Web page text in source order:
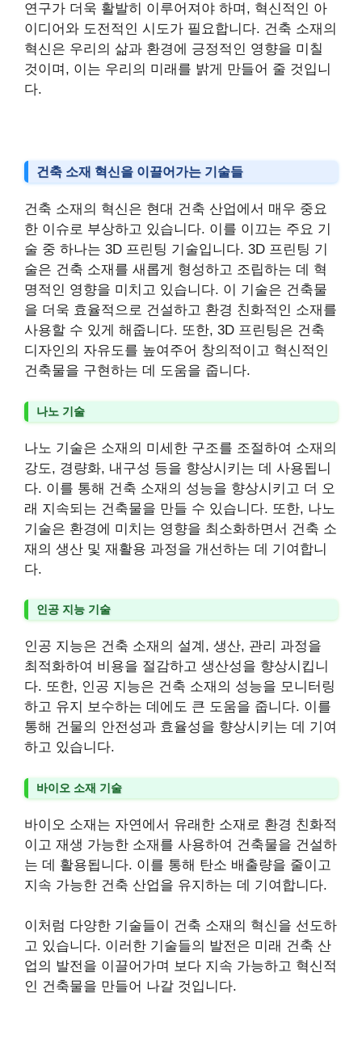
연구가 더욱 활발히 이루어져야 하며, 혁신적인 아
이디어와 도전적인 시도가 필요합니다. 건축 소재의
혁신은 우리의 삶과 환경에 긍정적인 영향을 미칠
것이며, 이는 우리의 미래를 밝게 만들어 줄 것입니
다.
건축 소재 혁신을 이끌어가는 기술들
건축 소재의 혁신은 현대 건축 산업에서 매우 중요
한 이슈로 부상하고 있습니다. 이를 이끄는 주요 기
술 중 하나는 3D 프린팅 기술입니다. 3D 프린팅 기
술은 건축 소재를 새롭게 형성하고 조립하는 데 혁
명적인 영향을 미치고 있습니다. 이 기술은 건축물
을 더욱 효율적으로 건설하고 환경 친화적인 소재를
사용할 수 있게 해줍니다. 또한, 3D 프린팅은 건축
디자인의 자유도를 높여주어 창의적이고 혁신적인
건축물을 구현하는 데 도움을 줍니다.
나노 기술
나노 기술은 소재의 미세한 구조를 조절하여 소재의
강도, 경량화, 내구성 등을 향상시키는 데 사용됩니
다. 이를 통해 건축 소재의 성능을 향상시키고 더 오
래 지속되는 건축물을 만들 수 있습니다. 또한, 나노
기술은 환경에 미치는 영향을 최소화하면서 건축 소
재의 생산 및 재활용 과정을 개선하는 데 기여합니
다.
인공 지능 기술
인공 지능은 건축 소재의 설계, 생산, 관리 과정을
최적화하여 비용을 절감하고 생산성을 향상시킵니
다. 또한, 인공 지능은 건축 소재의 성능을 모니터링
하고 유지 보수하는 데에도 큰 도움을 줍니다. 이를
통해 건물의 안전성과 효율성을 향상시키는 데 기여
하고 있습니다.
바이오 소재 기술
바이오 소재는 자연에서 유래한 소재로 환경 친화적
이고 재생 가능한 소재를 사용하여 건축물을 건설하
는 데 활용됩니다. 이를 통해 탄소 배출량을 줄이고
지속 가능한 건축 산업을 유지하는 데 기여합니다.
이처럼 다양한 기술들이 건축 소재의 혁신을 선도하
고 있습니다. 이러한 기술들의 발전은 미래 건축 산
업의 발전을 이끌어가며 보다 지속 가능하고 혁신적
인 건축물을 만들어 나갈 것입니다.